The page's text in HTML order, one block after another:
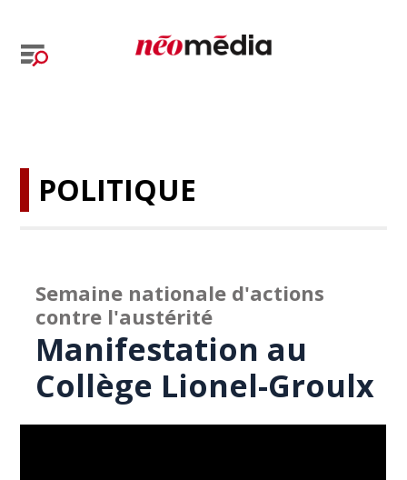
POLITIQUE
Semaine nationale d'actions
contre l'austérité
Manifestation au
Collège Lionel-Groulx